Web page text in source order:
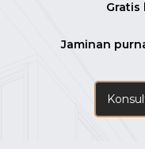
Gratis
Jaminan